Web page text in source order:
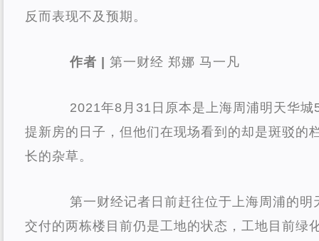
反而表现不及预期。
作者 | 第一财经 郑娜 马一凡
2021年8月31日原本是上海周浦明天华
提新房的日子，但他们在现场看到的却是斑驳的
长的杂草。
第一财经记者日前赶往位于上海周浦的
交付的两栋楼目前仍是工地的状态，工地目前绿